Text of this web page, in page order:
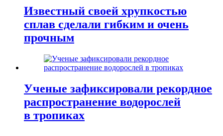
Известный своей хрупкостью
сплав сделали гибким и очень
прочным
Ученые зафиксировали рекордное
распространение водорослей
в тропиках